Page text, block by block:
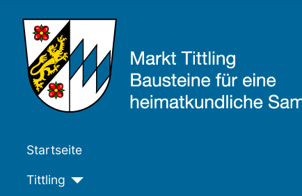
Startseite
Tittling